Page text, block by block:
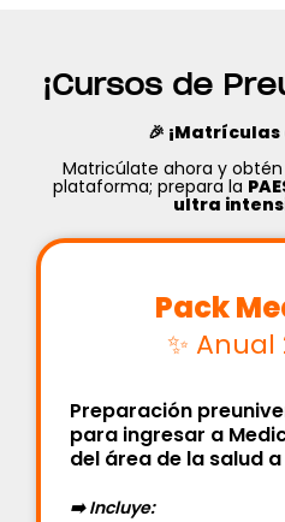
¡Cursos de
🎉
Matricúlate ahora y
plataforma; prepara la
ultra
‍‍Pack
✨ Anual
Preparación
para ingresar a
del área de la salud
➡️ Incluye: